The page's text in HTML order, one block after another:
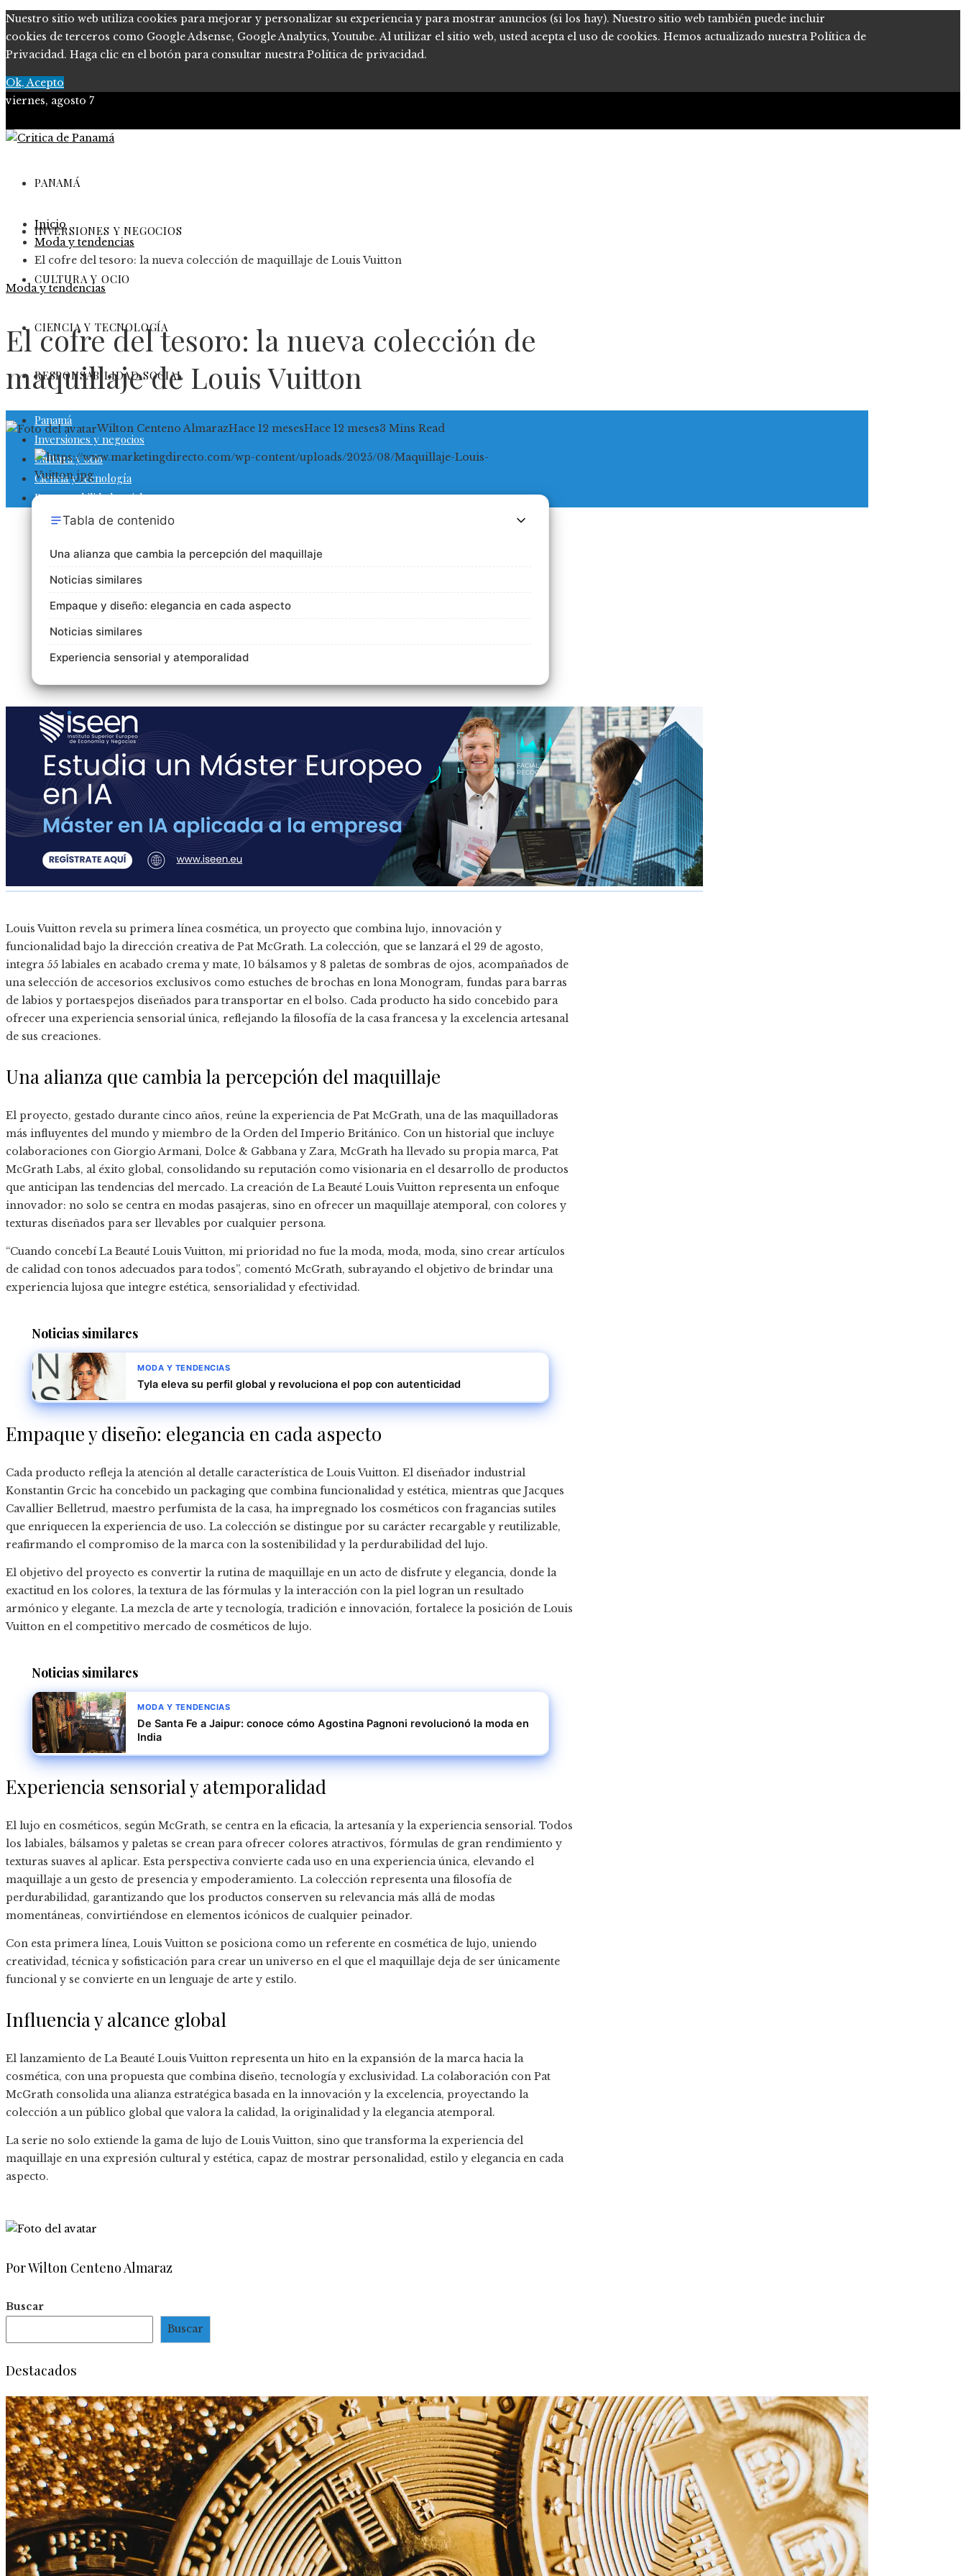
Nuestro sitio web utiliza cookies para mejorar y personalizar su experiencia y para mostrar anuncios (si los hay). Nuestro sitio web también puede incluir
cookies de terceros como Google Adsense, Google Analytics, Youtube. Al utilizar el sitio web, usted acepta el uso de cookies. Hemos actualizado nuestra Política de
Privacidad. Haga clic en el botón para consultar nuestra Política de privacidad.
Ok, Acepto
viernes, agosto 7
PANAMÁ
INVERSIONES Y NEGOCIOS
CULTURA Y OCIO
CIENCIA Y TECNOLOGÍA
RESPONSABILIDAD SOCIAL
Panamá
Inversiones y negocios
Cultura y ocio
Ciencia y tecnología
Responsabilidad social
Inicio
Moda y tendencias
El cofre del tesoro: la nueva colección de maquillaje de Louis Vuitton
Moda y tendencias
El cofre del tesoro: la nueva colección de
maquillaje de Louis Vuitton
Wilton Centeno AlmarazHace 12 mesesHace 12 meses3 Mins Read
Tabla de contenido
Una alianza que cambia la percepción del maquillaje
Noticias similares
Empaque y diseño: elegancia en cada aspecto
Noticias similares
Experiencia sensorial y atemporalidad
Louis Vuitton revela su primera línea cosmética, un proyecto que combina lujo, innovación y
funcionalidad bajo la dirección creativa de Pat McGrath. La colección, que se lanzará el 29 de agosto,
integra 55 labiales en acabado crema y mate, 10 bálsamos y 8 paletas de sombras de ojos, acompañados de
una selección de accesorios exclusivos como estuches de brochas en lona Monogram, fundas para barras
de labios y portaespejos diseñados para transportar en el bolso. Cada producto ha sido concebido para
ofrecer una experiencia sensorial única, reflejando la filosofía de la casa francesa y la excelencia artesanal
de sus creaciones.
Una alianza que cambia la percepción del maquillaje
El proyecto, gestado durante cinco años, reúne la experiencia de Pat McGrath, una de las maquilladoras
más influyentes del mundo y miembro de la Orden del Imperio Británico. Con un historial que incluye
colaboraciones con Giorgio Armani, Dolce & Gabbana y Zara, McGrath ha llevado su propia marca, Pat
McGrath Labs, al éxito global, consolidando su reputación como visionaria en el desarrollo de productos
que anticipan las tendencias del mercado. La creación de La Beauté Louis Vuitton representa un enfoque
innovador: no solo se centra en modas pasajeras, sino en ofrecer un maquillaje atemporal, con colores y
texturas diseñados para ser llevables por cualquier persona.
“Cuando concebí La Beauté Louis Vuitton, mi prioridad no fue la moda, moda, moda, sino crear artículos
de calidad con tonos adecuados para todos”, comentó McGrath, subrayando el objetivo de brindar una
experiencia lujosa que integre estética, sensorialidad y efectividad.
Noticias similares
MODA Y TENDENCIAS
Tyla eleva su perfil global y revoluciona el pop con autenticidad
Empaque y diseño: elegancia en cada aspecto
Cada producto refleja la atención al detalle característica de Louis Vuitton. El diseñador industrial
Konstantin Grcic ha concebido un packaging que combina funcionalidad y estética, mientras que Jacques
Cavallier Belletrud, maestro perfumista de la casa, ha impregnado los cosméticos con fragancias sutiles
que enriquecen la experiencia de uso. La colección se distingue por su carácter recargable y reutilizable,
reafirmando el compromiso de la marca con la sostenibilidad y la perdurabilidad del lujo.
El objetivo del proyecto es convertir la rutina de maquillaje en un acto de disfrute y elegancia, donde la
exactitud en los colores, la textura de las fórmulas y la interacción con la piel logran un resultado
armónico y elegante. La mezcla de arte y tecnología, tradición e innovación, fortalece la posición de Louis
Vuitton en el competitivo mercado de cosméticos de lujo.
Noticias similares
MODA Y TENDENCIAS
De Santa Fe a Jaipur: conoce cómo Agostina Pagnoni revolucionó la moda en
India
Experiencia sensorial y atemporalidad
El lujo en cosméticos, según McGrath, se centra en la eficacia, la artesanía y la experiencia sensorial. Todos
los labiales, bálsamos y paletas se crean para ofrecer colores atractivos, fórmulas de gran rendimiento y
texturas suaves al aplicar. Esta perspectiva convierte cada uso en una experiencia única, elevando el
maquillaje a un gesto de presencia y empoderamiento. La colección representa una filosofía de
perdurabilidad, garantizando que los productos conserven su relevancia más allá de modas
momentáneas, convirtiéndose en elementos icónicos de cualquier peinador.
Con esta primera línea, Louis Vuitton se posiciona como un referente en cosmética de lujo, uniendo
creatividad, técnica y sofisticación para crear un universo en el que el maquillaje deja de ser únicamente
funcional y se convierte en un lenguaje de arte y estilo.
Influencia y alcance global
El lanzamiento de La Beauté Louis Vuitton representa un hito en la expansión de la marca hacia la
cosmética, con una propuesta que combina diseño, tecnología y exclusividad. La colaboración con Pat
McGrath consolida una alianza estratégica basada en la innovación y la excelencia, proyectando la
colección a un público global que valora la calidad, la originalidad y la elegancia atemporal.
La serie no solo extiende la gama de lujo de Louis Vuitton, sino que transforma la experiencia del
maquillaje en una expresión cultural y estética, capaz de mostrar personalidad, estilo y elegancia en cada
aspecto.
Por Wilton Centeno Almaraz
Buscar
Buscar
Destacados